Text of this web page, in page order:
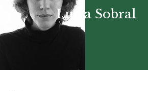
Luísa Sobral